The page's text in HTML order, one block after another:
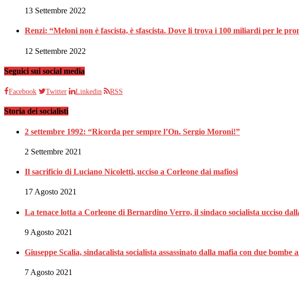
13 Settembre 2022
Renzi: “Meloni non è fascista, è sfascista. Dove li trova i 100 miliardi per le
12 Settembre 2022
Seguici sui social media
Facebook Twitter Linkedin RSS
Storia dei socialisti
2 settembre 1992: “Ricorda per sempre l’On. Sergio Moroni!”
2 Settembre 2021
Il sacrificio di Luciano Nicoletti, ucciso a Corleone dai mafiosi
17 Agosto 2021
La tenace lotta a Corleone di Bernardino Verro, il sindaco socialista ucciso
9 Agosto 2021
Giuseppe Scalia, sindacalista socialista assassinato dalla mafia con due bombe
7 Agosto 2021